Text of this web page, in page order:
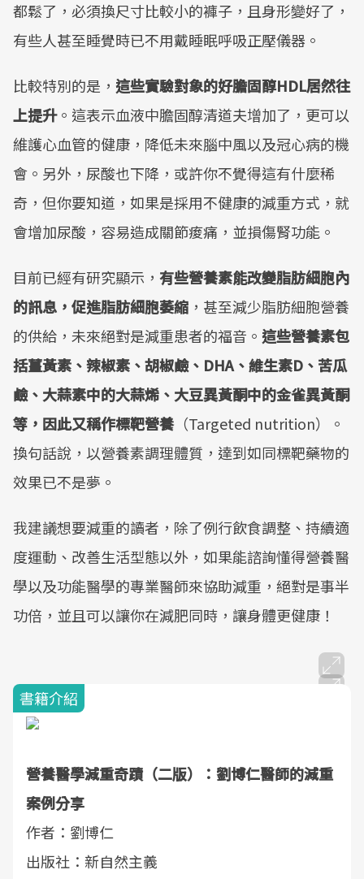
都鬆了，必須換尺寸比較小的褲子，且身形變好了，
有些人甚至睡覺時已不用戴睡眠呼吸正壓儀器。
比較特別的是， 這些實驗對象的好膽固醇HDL居然往
上提升。這表示血液中膽固醇清道夫增加了，更可以
維護心血管的健康，降低未來腦中風以及冠心病的機
會。另外，尿酸也下降，或許你不覺得這有什麼稀
奇，但你要知道，如果是採用不健康的減重方式，就
會增加尿酸，容易造成關節痠痛，並損傷腎功能。
目前已經有研究顯示， 有些營養素能改變脂肪細胞內
的訊息，促進脂肪細胞萎縮 ，甚至減少脂肪細胞營養
的供給，未來絕對是減重患者的福音。 這些營養素包
括薑黃素、辣椒素、胡椒鹼、DHA、維生素D、苦瓜
鹼、大蒜素中的大蒜烯、大豆異黃酮中的金雀異黃酮
等，因此又稱作標靶營養（Targeted nutrition）。
換句話說，以營養素調理體質，達到如同標靶藥物的
效果已不是夢。
我建議想要減重的讀者，除了例行飲食調整、持續適
度運動、改善生活型態以外，如果能諮詢懂得營養醫
學以及功能醫學的專業醫師來協助減重，絕對是事半
功倍，並且可以讓你在減肥同時，讓身體更健康！
書籍介紹
營養醫學減重奇蹟（二版）：劉博仁醫師的減重
案例分享
作者：劉博仁
出版社：新自然主義